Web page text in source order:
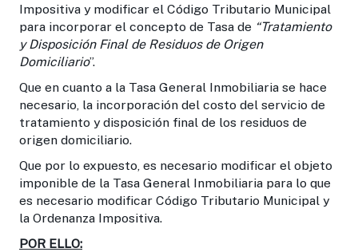
Impositiva y modificar el Código Tributario Municipal
para incorporar el concepto de Tasa de “Tratamiento
y Disposición Final de Residuos de Origen
Domiciliario”.
Que en cuanto a la Tasa General Inmobiliaria se hace
necesario, la incorporación del costo del servicio de
tratamiento y disposición final de los residuos de
origen domiciliario.
Que por lo expuesto, es necesario modificar el objeto
imponible de la Tasa General Inmobiliaria para lo que
es necesario modificar Código Tributario Municipal y
la Ordenanza Impositiva.
POR ELLO: